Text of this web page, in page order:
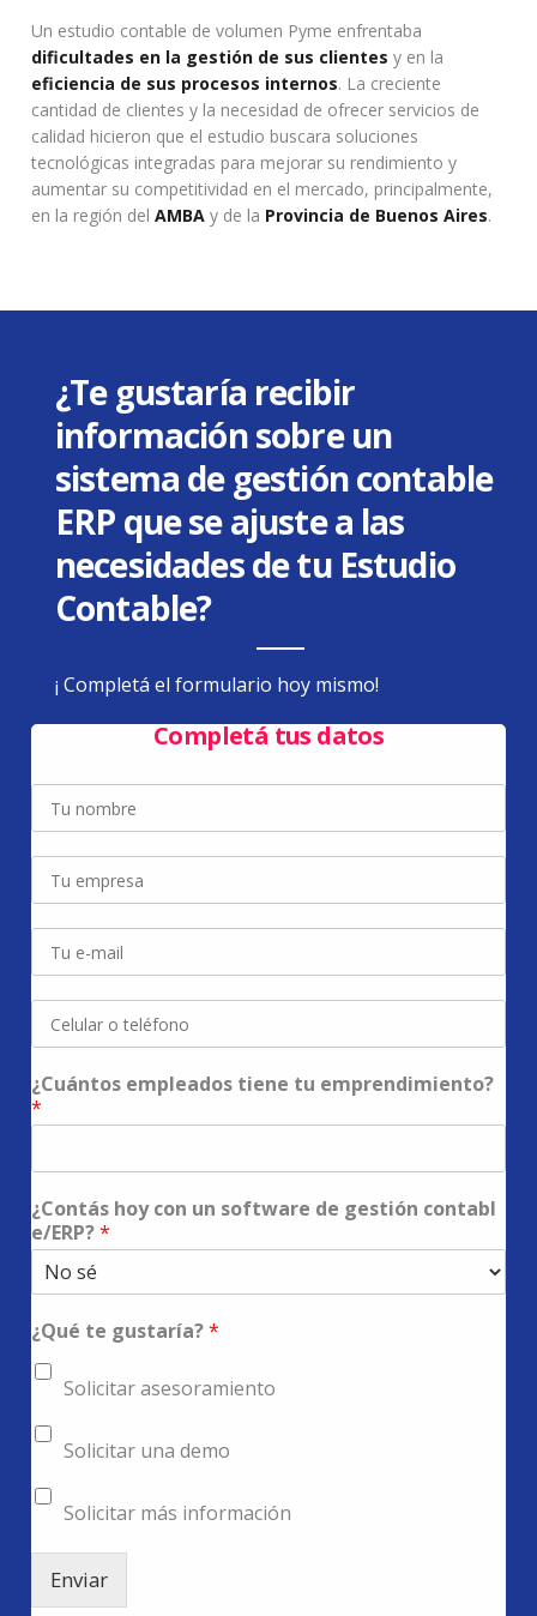
Un estudio contable de volumen Pyme enfrentaba
dificultades en la gestión de sus clientes y en la
eficiencia de sus procesos internos. La creciente
cantidad de clientes y la necesidad de ofrecer servicios de
calidad hicieron que el estudio buscara soluciones
tecnológicas integradas para mejorar su rendimiento y
aumentar su competitividad en el mercado, principalmente,
en la región delAMBA y de la Provincia de Buenos Aires.
¿Te gustaría recibir
información sobre un
sistema de gestión contable
ERP que se ajuste a las
necesidades de tu Estudio
Contable?
¡ Completá el formulario hoy mismo!
Completá tus datos
¿Cuántos empleados tiene tu emprendimiento?
*
¿Contás hoy con un software de gestión contabl
e/ERP?*
¿Qué te gustaría?*
Solicitar asesoramiento
Solicitar una demo
Solicitar más información
Enviar